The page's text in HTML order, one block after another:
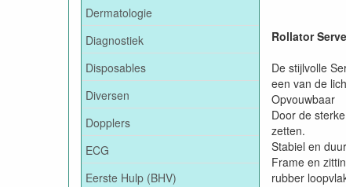
Dermatologie
Diagnostiek
Disposables
Diversen
Dopplers
ECG
Eerste Hulp (BHV)
Rollator
De stijlvolle
een van de
Opvouwbaar
Door de
zetten.
Stabiel en
Frame en
rubber